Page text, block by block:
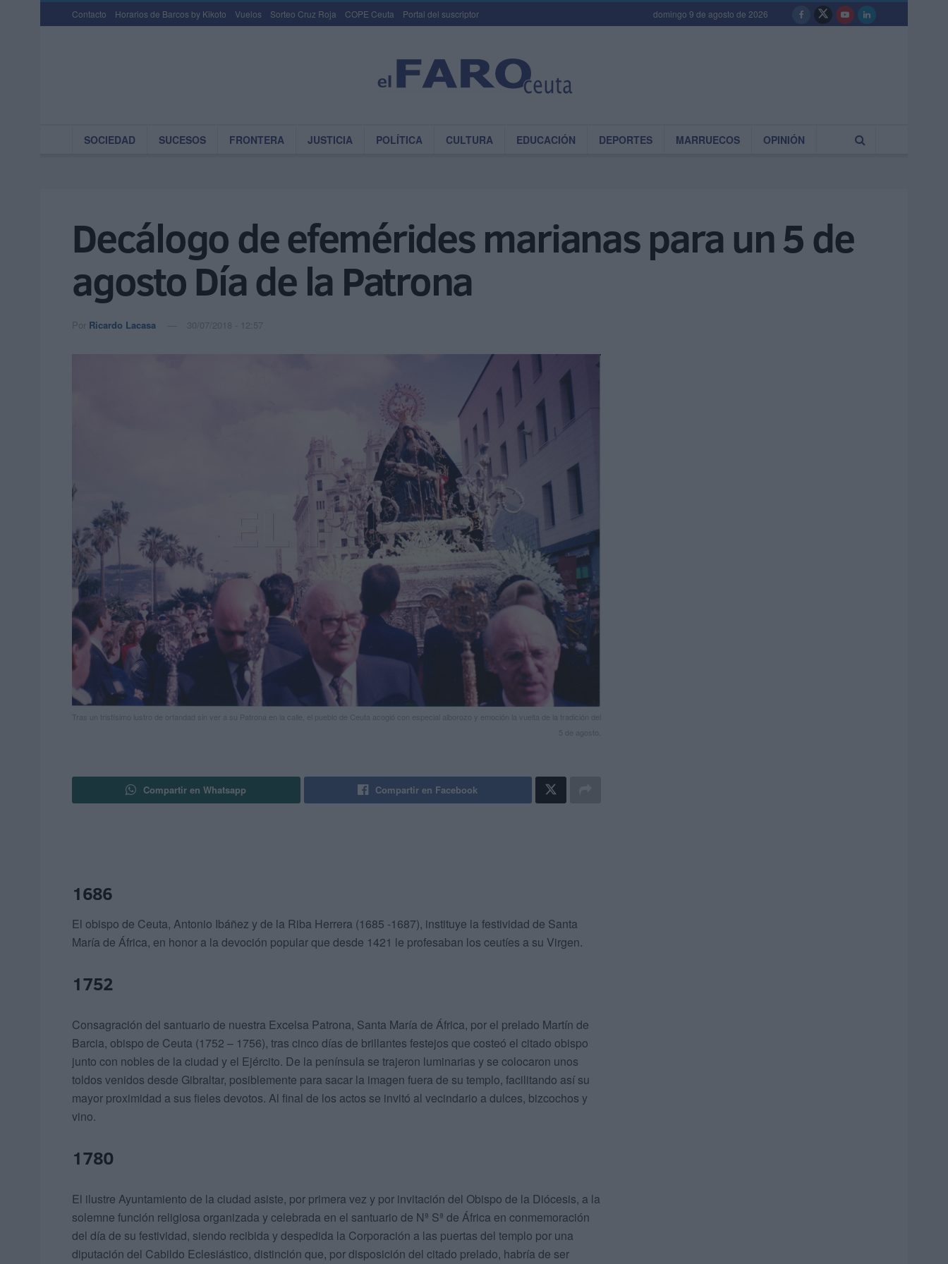
Contacto Horarios de Barcos by Kikoto Vuelos Sorteo Cruz Roja COPE Ceuta Portal del suscriptor domingo 9 de agosto de 2026
SOCIEDAD SUCESOS FRONTERA JUSTICIA POLÍTICA CULTURA EDUCACIÓN DEPORTES MARRUECOS OPINIÓN
Decálogo de efemérides marianas para un 5 de
agosto Día de la Patrona
Por Ricardo Lacasa 30/07/2018 - 12:57
Tras un tristísimo lustro de orfandad sin ver a su Patrona en la calle, el pueblo de Ceuta acogió con especial alborozo y emoción la vuelta de la tradición del
5 de agosto.
Compartir en Whatsapp Compartir en Facebook
1686
El obispo de Ceuta, Antonio Ibáñez y de la Riba Herrera (1685 -1687), instituye la festividad de Santa
María de África, en honor a la devoción popular que desde 1421 le profesaban los ceutíes a su Virgen.
1752
Consagración del santuario de nuestra Excelsa Patrona, Santa María de África, por el prelado Martín de
Barcia, obispo de Ceuta (1752 – 1756), tras cinco días de brillantes festejos que costeó el citado obispo
junto con nobles de la ciudad y el Ejército. De la península se trajeron luminarias y se colocaron unos
toldos venidos desde Gibraltar, posiblemente para sacar la imagen fuera de su templo, facilitando así su
mayor proximidad a sus fieles devotos. Al final de los actos se invitó al vecindario a dulces, bizcochos y
vino.
1780
El ilustre Ayuntamiento de la ciudad asiste, por primera vez y por invitación del Obispo de la Diócesis, a la
solemne función religiosa organizada y celebrada en el santuario de Nª Sª de África en conmemoración
del día de su festividad, siendo recibida y despedida la Corporación a las puertas del templo por una
diputación del Cabildo Eclesiástico, distinción que, por disposición del citado prelado, habría de ser